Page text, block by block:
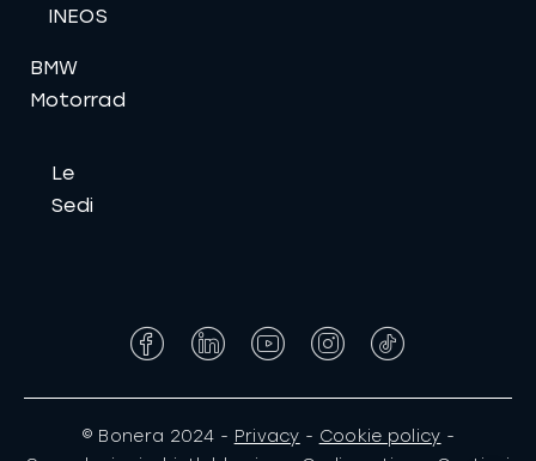
INEOS
BMW
Motorrad
Le
Sedi
© Bonera 2024 - Privacy - Cookie policy -
Facebook
LinkedInYouTubeInstagram